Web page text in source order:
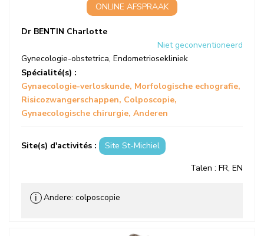
ONLINE AFSPRAAK
Dr BENTIN Charlotte
Niet geconventioneerd
Gynecologie-obstetrica, Endometriosekliniek
Spécialité(s) :
Gynaecologie-verloskunde Morfologische echografie
Risicozwangerschappen Colposcopie
Gynaecologische chirurgie Anderen
Site(s) d'activités :
Site St-Michiel
Talen : FR, EN
ℹ Andere: colposcopie